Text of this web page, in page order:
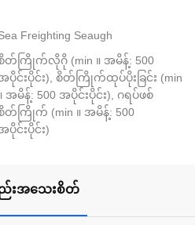
Freighting Seaugh
တ်ကြိုက်လိုဂို (min ။ အမိန့်: 500
ပိုင်းပိုင်း), စိတ်ကြိုက်ထုပ်ပိုးခြင်း (min
အမိန့်: 500 အပိုင်းပိုင်း), ဂရပ်ဖစ်
တ်ကြိုက် (min ။ အမိန့်: 500
ပိုင်းပိုင်း)
ည်းအသေးစိတ်